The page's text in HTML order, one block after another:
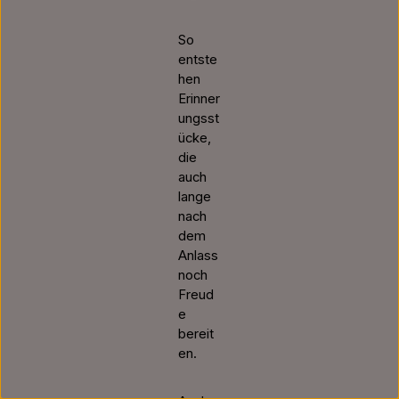
So
entste
hen
Erinner
ungsst
ücke,
die
auch
lange
nach
dem
Anlass
noch
Freud
e
bereit
en.